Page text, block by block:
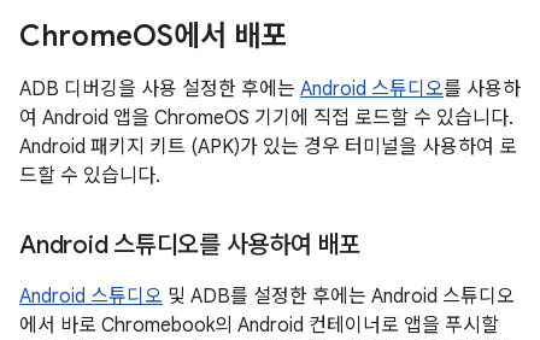
ChromeOS에서 배포
ADB 디버깅을 사용 설정한 후에는 Android 스튜디오를 사용하
여 Android 앱을 ChromeOS 기기에 직접 로드할 수 있습니다.
Android 패키지 키트 (APK)가 있는 경우 터미널을 사용하여 로
드할 수 있습니다.
Android 스튜디오를 사용하여 배포
Android 스튜디오 및 ADB를 설정한 후에는 Android 스튜디오
에서 바로 Chromebook의 Android 컨테이너로 앱을 푸시할